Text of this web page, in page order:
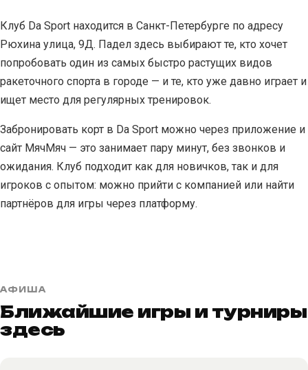
Клуб Da Sport находится в Санкт-Петербурге по адресу
Рюхина улица, 9Д. Падел здесь выбирают те, кто хочет
попробовать один из самых быстро растущих видов
ракеточного спорта в городе — и те, кто уже давно играет и
ищет место для регулярных тренировок.
Забронировать корт в Da Sport можно через приложение и
сайт МячМяч — это занимает пару минут, без звонков и
ожидания. Клуб подходит как для новичков, так и для
игроков с опытом: можно прийти с компанией или найти
партнёров для игры через платформу.
АФИША
Ближайшие игры и турниры
здесь